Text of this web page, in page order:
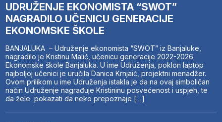
UDRUŽENJE EKONOMISTA “SWOT”
NAGRADILO UČENICU GENERACIJE
EKONOMSKE ŠKOLE
BANJALUKA – Udruženje ekonomista “SWOT” iz Banjaluke,
nagradilo je Kristinu Malić, učenicu generacije 2022-2026
Ekonomske škole Banjaluka. U ime Udruženja, poklon laptop
najboljoj učenici je uručila Danica Krnjaić, projektni menadžer.
Ovom prilikom u ime Udruženja istakla je da na ovaj simboličan
način Udruženje nagrađuje Kristininu posvećenost i uspjeh, te
da žele pokazati da neko prepoznaje […]